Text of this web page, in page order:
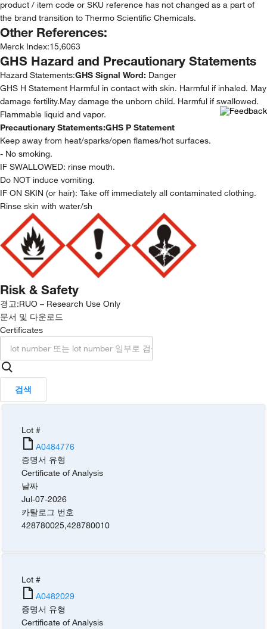
product / item code or SKU reference has not changed as a part of
the brand transition to Thermo Scientific Chemicals.
Other References:
Merck Index:15,6063
GHS Hazard and Precautionary Statements
Hazard Statements:GHS Signal Word: Danger
GHS H Statement Harmful in contact with skin. Harmful if inhaled. May
damage fertility.May damage the unborn child. Harmful if swallowed.
Flammable liquid and vapor.
Precautionary Statements:GHS P Statement
Keep away from heat/sparks/open flames/hot surfaces.
- No smoking.
IF SWALLOWED: rinse mouth.
Do NOT induce vomiting.
IF ON SKIN (or hair): Take off immediately all contaminated clothing.
Rinse skin with water/sh
Risk & Safety
경고:RUO – Research Use Only
문서 및 다운로드
Certificates
검색
Lot #
A0484776
증명서 유형
Certificate of Analysis
날짜
Jul-07-2026
카탈로그 번호
428780025,428780010
Lot #
A0482029
증명서 유형
Certificate of Analysis